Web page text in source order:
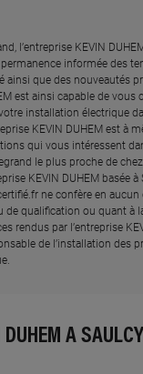
l’entreprise KEVIN
permanence informée des
ainsi que des nouveautés
est ainsi capable de
installation électrique
KEVIN DUHEM est à
qui vous intéressent
le plus proche de chez
KEVIN DUHEM basée à
ne confère en aucun
de qualification ou quant à
rendus par l’entreprise
de l’installation des
À